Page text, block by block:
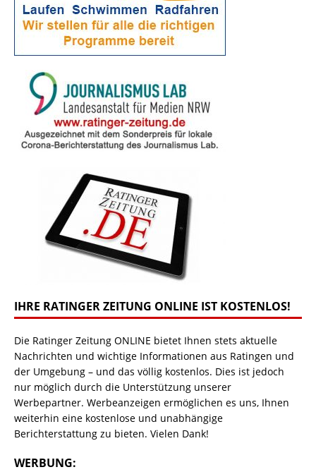
IHRE RATINGER ZEITUNG ONLINE IST KOSTENLOS!
Die Ratinger Zeitung ONLINE bietet Ihnen stets aktuelle
Nachrichten und wichtige Informationen aus Ratingen und
der Umgebung – und das völlig kostenlos. Dies ist jedoch
nur möglich durch die Unterstützung unserer
Werbepartner. Werbeanzeigen ermöglichen es uns, Ihnen
weiterhin eine kostenlose und unabhängige
Berichterstattung zu bieten. Vielen Dank!
WERBUNG: